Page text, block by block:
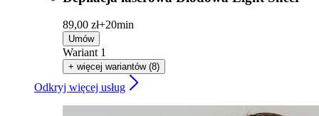
89,00 zł+20min
Umów
Wariant 1
+ więcej wariantów (8)
Odkryj więcej usług